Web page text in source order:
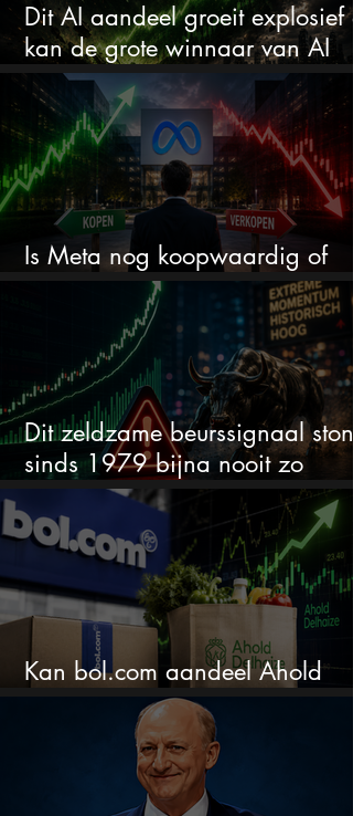
Dit AI aandeel groeit explosief
kan de grote winnaar van AI
worden
Is Meta nog koopwaardig of
wordt het tijd om te verkopen?
Dit zeldzame beurssignaal stond
sinds 1979 bijna nooit zo
extreem
Kan bol.com aandeel Ahold
nieuw leven inblazen?